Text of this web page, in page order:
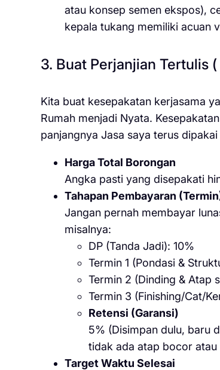
atau konsep semen ekspos),
kepala tukang memiliki acuan
3. Buat Perjanjian Tertulis
Kita buat kesepakatan kerjasama
Rumah menjadi Nyata.
panjangnya Jasa saya terus
Harga Total Borongan
Angka pasti yang disepakati
Tahapan Pembayaran
Jangan pernah membayar
misalnya:
DP (Tanda Jadi): 10%
Termin 1 (Pondasi &
Termin 2 (Dinding & Atap
Termin 3 (Finishing/Cat/
Retensi (Garansi)
5% (Disimpan dulu, baru
tidak ada atap bocor
Target Waktu Selesai